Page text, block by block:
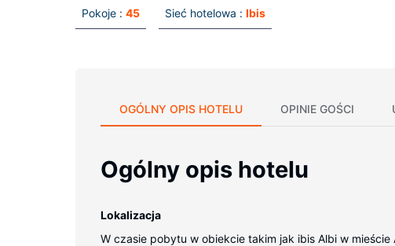
Pokoje : 45 Sieć hotelowa : Ibis
OGÓLNY OPIS HOTELU OPINIE GOŚCI
Ogólny opis hotelu
Lokalizacja
W czasie pobytu w obiekcie takim jak ibis Albi w